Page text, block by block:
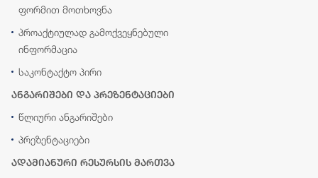
ფორმით მოთხოვნა
პროაქტიულად გამოქვეყნებული
ინფორმაცია
საკონტაქტო პირი
ანგარიშები და პრეზენტაციები
წლიური ანგარიშები
პრეზენტაციები
ადამიანური რესურსის მართვა